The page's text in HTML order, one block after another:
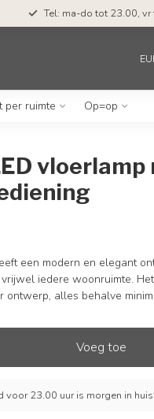
Tel: ma-do tot 23.00,
per ruimte Op=op
vloerlamp
een modern en elegant
iedere woonruimte.
ontwerp, alles behalve
Voeg toe
voor 23.00 uur is morgen in